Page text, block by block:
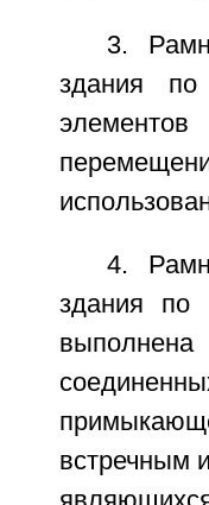
3.
здания
4.
здания по
встречным